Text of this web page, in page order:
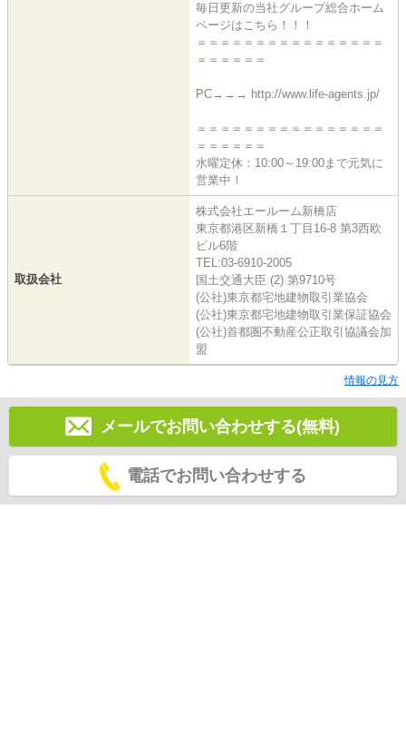
毎日更新の当社グループ総合ホーム
ページはこちら！！！
＝＝＝＝＝＝＝＝＝＝＝＝＝＝＝＝
＝＝＝＝＝＝
PC→→→ http://www.life-agents.jp/
＝＝＝＝＝＝＝＝＝＝＝＝＝＝＝＝
＝＝＝＝＝＝
水曜定休：10:00～19:00まで元気に
営業中！
取扱会社
株式会社エールーム新橋店
東京都港区新橋１丁目16-8 第3西欧
ビル6階
TEL:03-6910-2005
国土交通大臣 (2) 第9710号
(公社)東京都宅地建物取引業協会
(公社)東京都宅地建物取引業保証協会
(公社)首都圏不動産公正取引協議会加
盟
情報の見方
メールでお問い合わせする(無料)
電話でお問い合わせする